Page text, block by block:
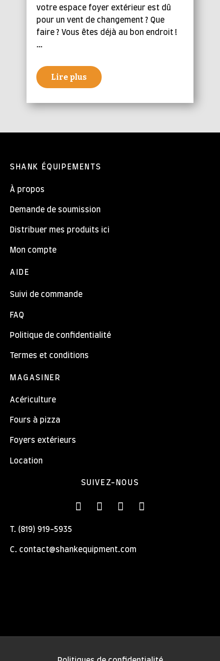
votre espace foyer extérieur est dû
pour un vent de changement ? Que
faire ? Vous êtes déjà au bon endroit !
…
Lire plus
SHANK ÉQUIPEMENTS
À propos
Demande de soumission
Distribuer mes produits ici
Mon compte
AIDE
Suivi de commande
FAQ
Politique de confidentialité
Termes et conditions
MAGASINER
Acériculture
Fours à pizza
Foyers extérieurs
Location
SUIVEZ-NOUS
T. (819) 919-5935
C. contact@shankequipment.com